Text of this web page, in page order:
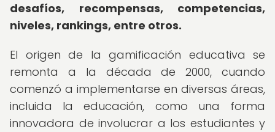
desafíos, recompensas, competencias,
niveles, rankings, entre otros.
El origen de la gamificación educativa se
remonta a la década de 2000, cuando
comenzó a implementarse en diversas áreas,
incluida la educación, como una forma
innovadora de involucrar a los estudiantes y